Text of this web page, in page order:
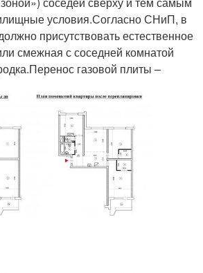
условия.Согласно СНиП, в
присутствовать естественное
смежная с соседней комнатой
газовой плиты –